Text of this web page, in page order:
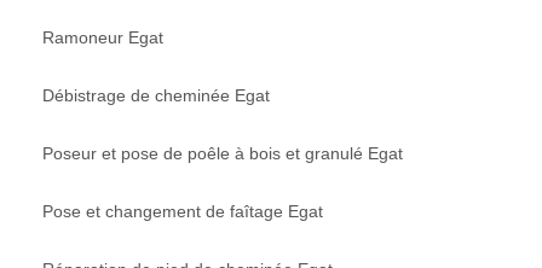
Ramoneur Egat
Débistrage de cheminée Egat
Poseur et pose de poêle à bois et granulé Egat
Pose et changement de faîtage Egat